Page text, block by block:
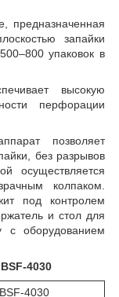
предназначенная
запайки
упаковок в
высокую
перфорации
позволяет
без разрывов
осуществляется
колпаком.
под контролем
и стол для
с оборудованием
4030
BSF-4030